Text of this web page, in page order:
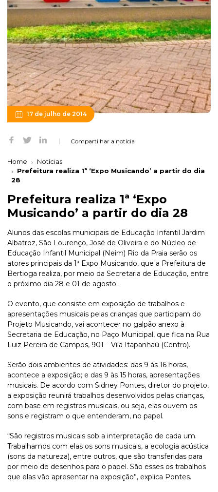
17 de julho de 2014
Compartilhar a notícia
Home
Notícias
Prefeitura realiza 1ª ‘Expo Musicando’ a partir do dia
28
Prefeitura realiza 1ª ‘Expo
Musicando’ a partir do dia 28
Alunos das escolas municipais de Educação Infantil Jardim
Albatroz, São Lourenço, José de Oliveira e do Núcleo de
Educação Infantil Municipal (Neim) Rio da Praia serão os
atores principais da 1ª Expo Musicando, que a Prefeitura de
Bertioga realiza, por meio da Secretaria de Educação, entre
o próximo dia 28 e 01 de agosto.
O evento, que consiste em exposição de trabalhos e
apresentações musicais pelas crianças que participam do
Projeto Musicando, vai acontecer no galpão anexo à
Secretaria de Educação, no Paço Municipal, que fica na Rua
Luiz Pereira de Campos, 901 – Vila Itapanhaú (Centro).
Serão dois ambientes de atividades: das 9 às 16 horas,
acontece a exposição; e das 9 às 15 horas, apresentações
musicais. De acordo com Sidney Pontes, diretor do projeto,
a exposição reunirá trabalhos desenvolvidos pelas crianças,
com base em registros musicais, ou seja, elas ouvem os
sons e registram o que entenderam, no papel.
“São registros musicais sob a interpretação de cada um.
Trabalhamos com elas os sons musicais, a ecologia acústica
(sons da natureza), entre outros, que são transferidas para
por meio de desenhos para o papel. São esses os trabalhos
que elas vão apresentar na exposição”, explica Pontes.